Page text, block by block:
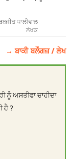
ਧਾਲੀਵਾਲ
ਲੇਖਕ
→ ਬਾਕੀ ਬਲੌਗਜ਼ / ਲੇਖ
ਨੂੰ ਅਸਤੀਫਾ ਚਾਹੀਦਾ
ਹੈ ?